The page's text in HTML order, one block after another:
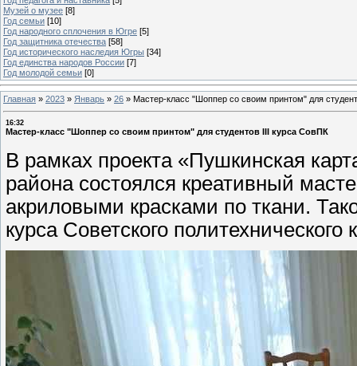
Музей о музее [8]
Год семьи [10]
Год народного сплочения в Югре [5]
Год защитника отечества [58]
Год исторического наследия Югры [34]
Год единства народов России [7]
Год молодой семьи [0]
Главная » 2023 » Январь » 26 » Мастер-класс "Шоппер со своим принтом" для
16:32
Мастер-класс "Шоппер со своим принтом" для студентов III курса СовПК
В рамках проекта «Пушкинская
района состоялся креативный
акриловыми красками по ткани.
курса Советского